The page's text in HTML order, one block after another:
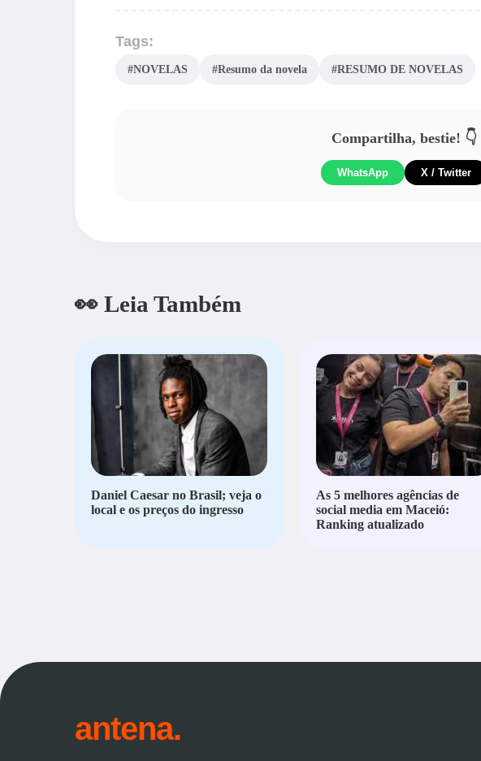
Tags:
#NOVELAS #Resumo da novela #RESUMO DE NOVELAS
Compartilha, bestie! 👇
WhatsApp X / Twitter
👀 Leia Também
Daniel Caesar no Brasil; veja o
local e os preços do ingresso
As 5 melhores agências de
social media em Maceió:
Ranking atualizado
antena.